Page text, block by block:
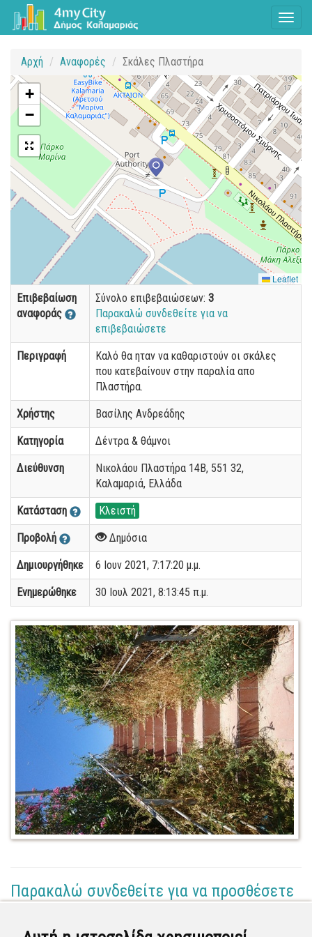
Αρχή Αναφορές Σκάλες Πλαστήρα
+
−
Leaflet
Επιβεβαίωση
αναφοράς
Σύνολο επιβεβαιώσεων: 3
Παρακαλώ συνδεθείτε για να
επιβεβαιώσετε
Περιγραφή
Καλό θα ηταν να καθαριστούν οι σκάλες
που κατεβαίνουν στην παραλία απο
Πλαστήρα.
Χρήστης Βασίλης Ανδρεάδης
Κατηγορία Δέντρα & θάμνοι
Διεύθυνση
Νικολάου Πλαστήρα 14Β, 551 32,
Καλαμαριά, Ελλάδα
Κατάσταση Κλειστή
Προβολή Δημόσια
Δημιουργήθηκε 6 Ιουν 2021, 7:17:20 μ.μ.
Ενημερώθηκε 30 Ιουλ 2021, 8:13:45 π.μ.
Παρακαλώ συνδεθείτε για να προσθέσετε